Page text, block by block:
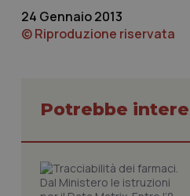
24 Gennaio 2013
© Riproduzione riservata
Potrebbe